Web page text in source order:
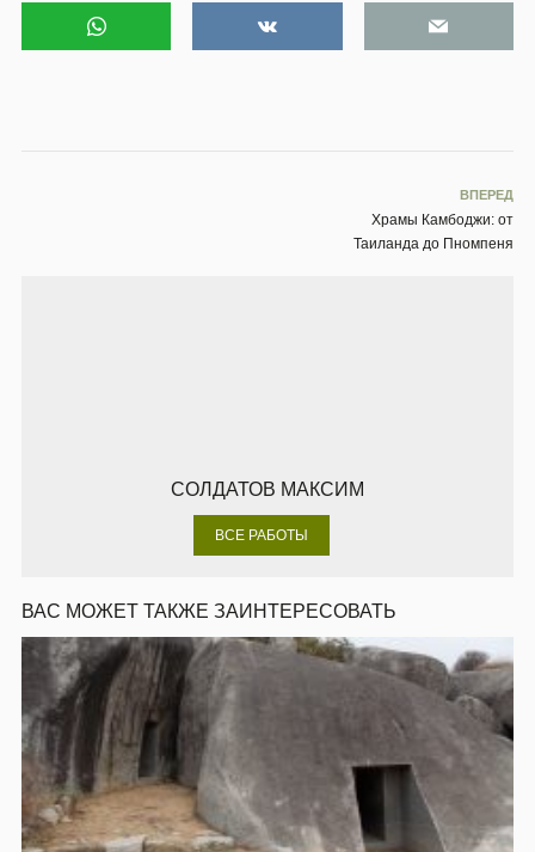
ВПЕРЕД
Храмы Камбоджи: от
Таиланда до Пномпеня
СОЛДАТОВ МАКСИМ
ВСЕ РАБОТЫ
ВАС МОЖЕТ ТАКЖЕ ЗАИНТЕРЕСОВАТЬ